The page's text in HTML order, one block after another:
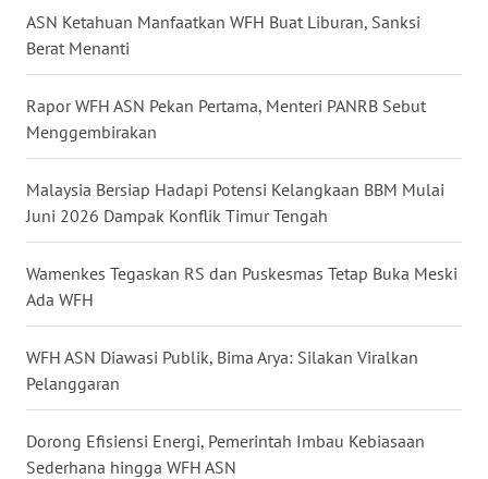
ASN Ketahuan Manfaatkan WFH Buat Liburan, Sanksi
Berat Menanti
Rapor WFH ASN Pekan Pertama, Menteri PANRB Sebut
Menggembirakan
Malaysia Bersiap Hadapi Potensi Kelangkaan BBM Mulai
Juni 2026 Dampak Konflik Timur Tengah
Wamenkes Tegaskan RS dan Puskesmas Tetap Buka Meski
Ada WFH
WFH ASN Diawasi Publik, Bima Arya: Silakan Viralkan
Pelanggaran
Dorong Efisiensi Energi, Pemerintah Imbau Kebiasaan
Sederhana hingga WFH ASN
GORONTALO
WN
SULUT
WN
MALUKU
WN
MALUT
WN
TOBA